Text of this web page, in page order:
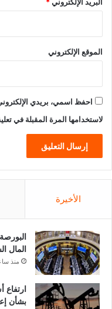
الموقع الإلكتروني
احفظ اسمي، بريدي
لاستخدامها المرة المقبلة في
الأخيرة
المال
منذ
ارتفاع
بشأن